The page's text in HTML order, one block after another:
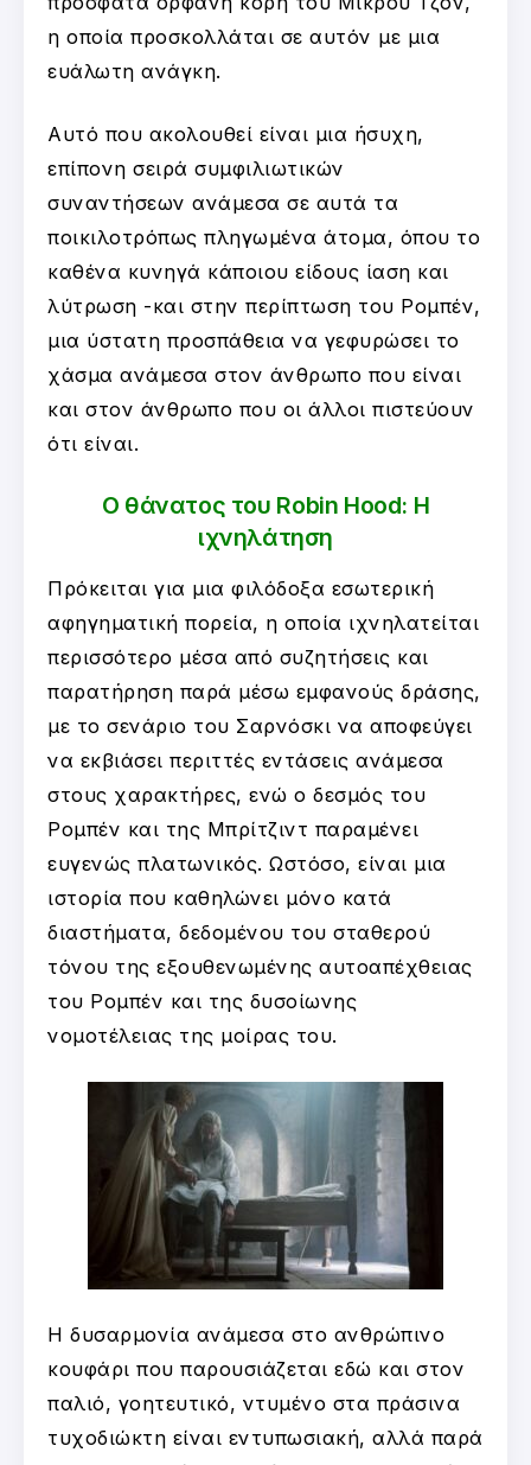
η οποία προσκολλάται σε αυτόν με μια
ευάλωτη ανάγκη.
Αυτό που ακολουθεί είναι μια ήσυχη,
επίπονη σειρά συμφιλιωτικών
συναντήσεων ανάμεσα σε αυτά τα
ποικιλοτρόπως πληγωμένα άτομα, όπου το
καθένα κυνηγά κάποιου είδους ίαση και
λύτρωση -και στην περίπτωση του Ρομπέν,
μια ύστατη προσπάθεια να γεφυρώσει το
χάσμα ανάμεσα στον άνθρωπο που είναι
και στον άνθρωπο που οι άλλοι πιστεύουν
ότι είναι.
Ο θάνατος του Robin Hood: Η
ιχνηλάτηση
Πρόκειται για μια φιλόδοξα εσωτερική
αφηγηματική πορεία, η οποία ιχνηλατείται
περισσότερο μέσα από συζητήσεις και
παρατήρηση παρά μέσω εμφανούς δράσης,
με το σενάριο του Σαρνόσκι να αποφεύγει
να εκβιάσει περιττές εντάσεις ανάμεσα
στους χαρακτήρες, ενώ ο δεσμός του
Ρομπέν και της Μπρίτζιντ παραμένει
ευγενώς πλατωνικός. Ωστόσο, είναι μια
ιστορία που καθηλώνει μόνο κατά
διαστήματα, δεδομένου του σταθερού
τόνου της εξουθενωμένης αυτοαπέχθειας
του Ρομπέν και της δυσοίωνης
νομοτέλειας της μοίρας του.
Η δυσαρμονία ανάμεσα στο ανθρώπινο
κουφάρι που παρουσιάζεται εδώ και στον
παλιό, γοητευτικό, ντυμένο στα πράσινα
τυχοδιώκτη είναι εντυπωσιακή, αλλά παρά